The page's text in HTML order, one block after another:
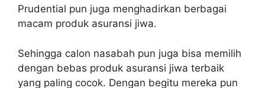
Prudential pun juga menghadirkan berbagai
macam produk asuransi jiwa.
Sehingga calon nasabah pun juga bisa memilih
dengan bebas produk asuransi jiwa terbaik
yang paling cocok. Dengan begitu mereka pun